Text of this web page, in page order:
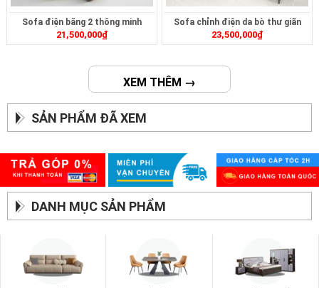
Sofa điện băng 2 thông minh
ZT2626
21,500,000₫
Sofa chỉnh điện da bò thư giãn
ZT2622
23,500,000₫
XEM THÊM →
SẢN PHẨM ĐÃ XEM
DANH MỤC SẢN PHẨM